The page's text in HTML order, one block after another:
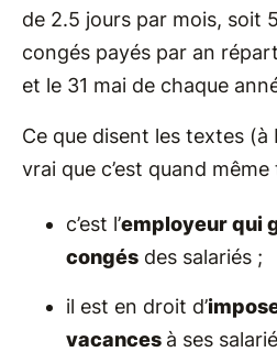
de 2.5 jours par mois, soit
congés payés par an
et le 31 mai de chaque
Ce que disent les textes (à
vrai que c’est quand
c’est l’employeur qui
congés des salariés ;
il est en droit d’
vacances à ses